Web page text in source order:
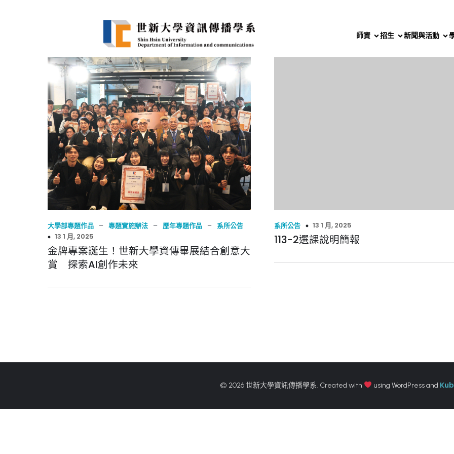
師資 招生 新聞與活動
大學部專題作品 – 專題實施辦法 – 歷年專題作品 – 系所公告
13 1 月, 2025
金牌專案誕生！世新大學資傳畢展結合創意大
賞 探索AI創作未來
系所公告 13 1 月, 2025
113-2選課說明簡報
© 2026 世新大學資訊傳播學系. Created with using WordPress and